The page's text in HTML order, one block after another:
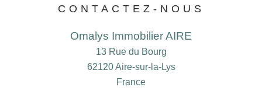
CONTACTEZ-NOUS
Omalys Immobilier AIRE
13 Rue du Bourg
62120Aire-sur-la-Lys
France